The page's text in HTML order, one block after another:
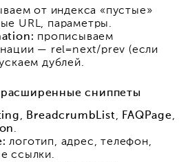
от индекса «пустые»
URL, параметры.
прописываем
— rel=next/prev (если
дублей.
сниппеты
, BreadcrumbList, FAQPage,
.
логотип, адрес, телефон,
ссылки.